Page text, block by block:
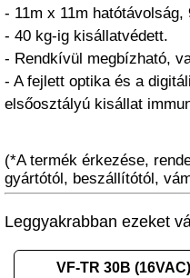
- 11m x 11m hatótávolság,
- 40 kg-ig kisállatvédett.
- Rendkívül megbízható,
- A fejlett optika és a
elsőosztályú kisállat
(*A termék érkezése,
gyártótól, beszállítótól,
Leggyakrabban ezeket
VF-TR 30B (16VAC)